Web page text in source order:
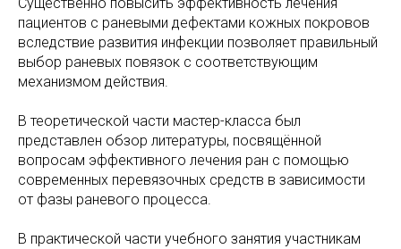
пациентов с раневыми дефектами кожных покровов
вследствие развития инфекции позволяет правильный
выбор раневых повязок с соответствующим
механизмом действия.
В теоретической части мастер-класса был
представлен обзор литературы, посвящённой
вопросам эффективного лечения ран с помощью
современных перевязочных средств в зависимости
от фазы раневого процесса.
В практической части учебного занятия участникам